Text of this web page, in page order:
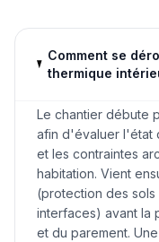
Comment se
thermique
Le chantier débute
afin d'évaluer l'état
et les contraintes
habitation. Vient
(protection des
interfaces) avant la
et du parement.